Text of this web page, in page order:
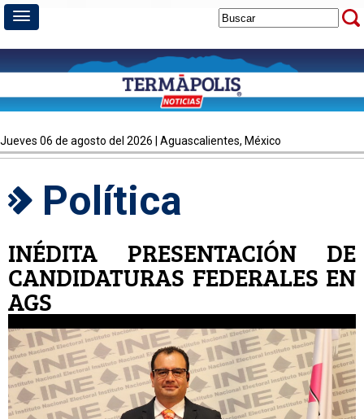
jueves 06 de agosto del 2026 | Aguascalientes, México
Política
INÉDITA PRESENTACIÓN DE
CANDIDATURAS FEDERALES EN
AGS